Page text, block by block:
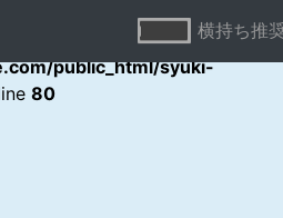
"error" in
public_html/syuki-
80
横持ち推